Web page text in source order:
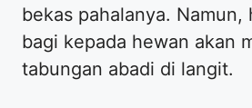
bekas pahalanya. Namun,
bagi kepada hewan akan
tabungan abadi di langit.